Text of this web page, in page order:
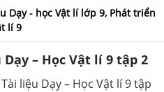
Dạy - học Vật lí lớp 9, Phát triển
lí 9
– Học Vật lí 9 tập 2
liệu Dạy – Học Vật lí 9 tập